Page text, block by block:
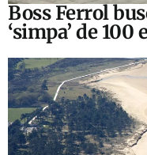
Boss Ferrol
‘simpa’ de 100